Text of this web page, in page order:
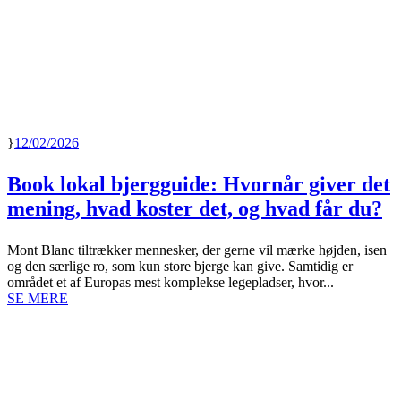
12/02/2026
Book lokal bjergguide: Hvornår giver det
mening, hvad koster det, og hvad får du?
Mont Blanc tiltrækker mennesker, der gerne vil mærke højden, isen
og den særlige ro, som kun store bjerge kan give. Samtidig er
området et af Europas mest komplekse legepladser, hvor...
SE MERE